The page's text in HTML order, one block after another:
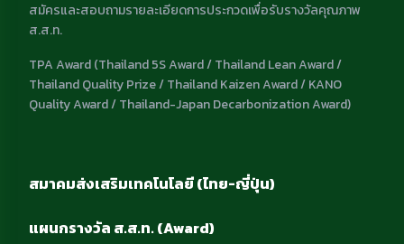
สมัครและสอบถามรายละเอียดการประกวดเพื่อรับรางวัลคุณภาพ
ส.ส.ท.
TPA Award (Thailand 5S Award / Thailand Lean Award /
Thailand Quality Prize / Thailand Kaizen Award / KANO
Quality Award / Thailand-Japan Decarbonization Award)
สมาคมส่งเสริมเทคโนโลยี (ไทย-ญี่ปุ่น)
แผนกรางวัล ส.ส.ท. (Award)